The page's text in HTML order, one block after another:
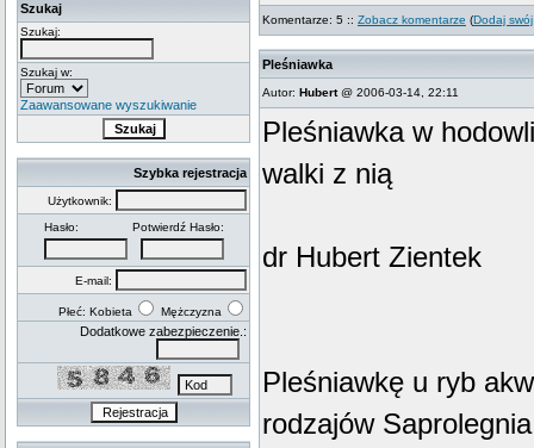
Szukaj
Szukaj:
Szukaj w:
Zaawansowane wyszukiwanie
Szybka rejestracja
Użytkownik:
Hasło:
Potwierdź Hasło:
E-mail:
Płeć: Kobieta Mężczyzna
Dodatkowe zabezpieczenie.:
Komentarze: 5 :: Zobacz komentarze (Dodaj
Pleśniawka
Autor: Hubert@ 2006-03-14, 22:11
Pleśniawka w
walki z nią
dr Hubert Zientek
Pleśniawkę u ryb
rodzajów